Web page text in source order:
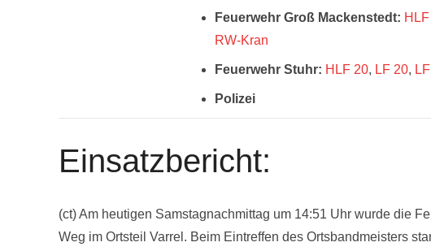
Feuerwehr Groß Mackenstedt:
RW-Kran
Feuerwehr Stuhr: HLF 20, LF 20,
Polizei
Einsatzbericht:
(ct) Am heutigen Samstagnachmittag um 14:51 Uhr wurde die
Weg im Ortsteil Varrel. Beim Eintreffen des Ortsbandmeisters